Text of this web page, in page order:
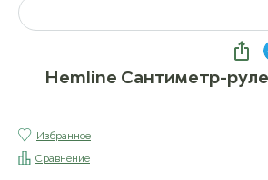
Hemline Сантиметр-
Избранное
Сравнение